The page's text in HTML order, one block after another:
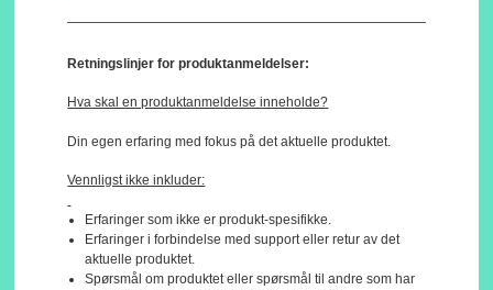
Retningslinjer for produktanmeldelser:
Hva skal en produktanmeldelse inneholde?
Din egen erfaring med fokus på det aktuelle produktet.
Vennligst ikke inkluder:
Erfaringer som ikke er produkt-spesifikke.
Erfaringer i forbindelse med support eller retur av det
aktuelle produktet.
Spørsmål om produktet eller spørsmål til andre som har